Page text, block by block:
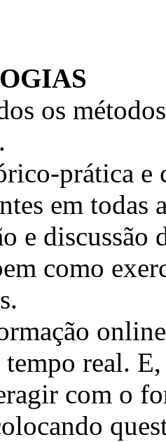
os
prática e
em todas
e
como
real.
com o